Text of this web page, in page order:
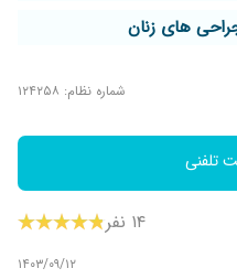
های زنان
شماره نظام: ۱۲۴۲۵۸
تلفنی
۱۴ نفر
۱۴۰۳/۰۹/۱۲